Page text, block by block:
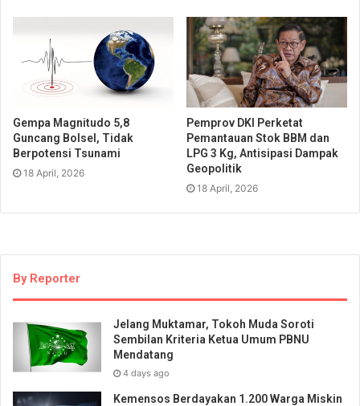
Gempa Magnitudo 5,8
Guncang Bolsel, Tidak
Berpotensi Tsunami
18 April, 2026
Pemprov DKI Perketat
Pemantauan Stok BBM dan
LPG 3 Kg, Antisipasi Dampak
Geopolitik
18 April, 2026
By Reporter
Jelang Muktamar, Tokoh Muda Soroti
Sembilan Kriteria Ketua Umum PBNU
Mendatang
4 days ago
Kemensos Berdayakan 1.200 Warga Miskin